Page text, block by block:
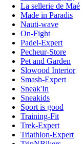
La sellerie de Maé
Made in Paradis
Nauti-wave
On-Fight
Padel-Expert
Pecheur-Store
Pet and Garden
Slowood Interior
Smash-Expert
Sneak'In
Sneakids
Sport is good
Training-Fit
Trek-Expert
Triathlon-Expert